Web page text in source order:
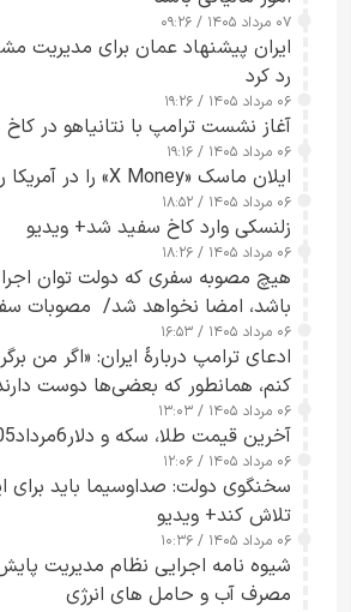
۰۷ مرداد ۱۴۰۵ / ۰۹:۲۶
ایران پیشنهاد عمان برای مدیریت
رد کرد
۰۶ مرداد ۱۴۰۵ / ۱۹:۲۶
آغاز نشست ترامپ با نتانیاهو در
۰۶ مرداد ۱۴۰۵ / ۱۹:۱۶
ایلان ماسک «X Money» را در آمریکا راه‌اندازی کرد
۰۶ مرداد ۱۴۰۵ / ۱۸:۵۲
زلنسکی وارد کاخ سفید شد+ ویدیو
۰۶ مرداد ۱۴۰۵ / ۱۸:۲۶
هیچ مصوبه سفری که دولت توان
باشد، امضا نخواهد شد/ مصوبات
چارچوب قانون بودجه است+ عکس
۰۶ مرداد ۱۴۰۵ / ۱۶:۵۳
ادعای ترامپ دربارهٔ ایران: «اگر من
کنم، همانطور که بعضی‌ها دوست
راحت می‌توانم بیشتر پل‌هایشان را در
ساعت از بین ببرم+ ویدیو
۰۶ مرداد ۱۴۰۵ / ۱۳:۰۳
آخرین قیمت طلا، سکه و دلار6مرداد1405
۰۶ مرداد ۱۴۰۵ / ۱۲:۰۶
سخنگوی دولت: صداوسیما باید برای
تلاش کند+ ویدیو
۰۶ مرداد ۱۴۰۵ / ۱۰:۳۶
شیوه نامه اجرایی نظام مدیریت
مصرف آب و حامل های انرژی